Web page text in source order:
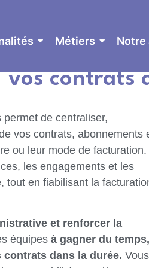
Métiers Notre
de Contrats
vos contrats
permet de centraliser,
vos contrats, abonnements
ou leur mode de facturation.
les engagements et les
tout en fiabilisant la
et renforcer la
équipes à gagner du temps,
dans la durée. Vous